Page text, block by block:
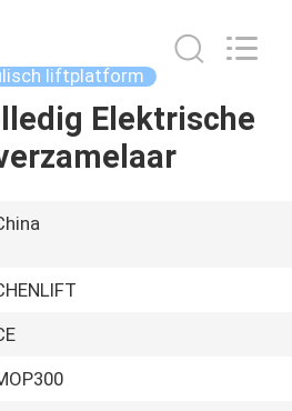
liftplatform
Elektrische